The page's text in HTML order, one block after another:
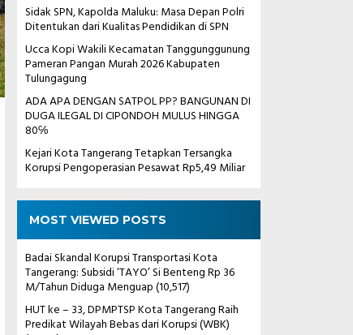
Sidak SPN, Kapolda Maluku: Masa Depan Polri
Ditentukan dari Kualitas Pendidikan di SPN
Ucca Kopi Wakili Kecamatan Tanggunggunung
Pameran Pangan Murah 2026 Kabupaten
Tulungagung
ADA APA DENGAN SATPOL PP? BANGUNAN DI
DUGA ILEGAL DI CIPONDOH MULUS HINGGA
80℅
Kejari Kota Tangerang Tetapkan Tersangka
Korupsi Pengoperasian Pesawat Rp5,49 Miliar
MOST VIEWED POSTS
Badai Skandal Korupsi Transportasi Kota
Tangerang: Subsidi ‘TAYO’ Si Benteng Rp 36
M/Tahun Diduga Menguap(10,517)
HUT ke – 33, DPMPTSP Kota Tangerang Raih
Predikat Wilayah Bebas dari Korupsi (WBK)